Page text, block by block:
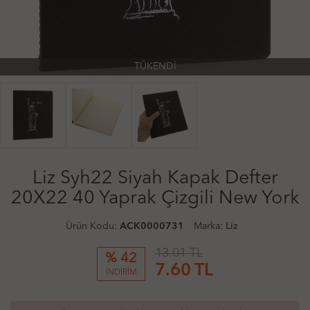
TÜKENDİ
Liz Syh22 Siyah Kapak Defter
20X22 40 Yaprak Çizgili New York
Ürün Kodu: ACK0000731 Marka: Liz
% 42
İNDİRİM
13.01 TL
7.60 TL